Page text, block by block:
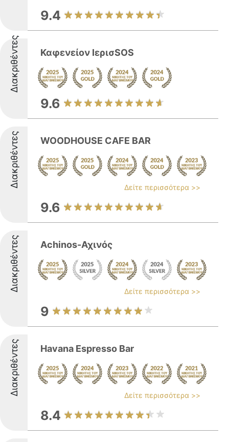
9.4
Διακριθέντες Καφενείον ΙερισSOS
9.6
Διακριθέντες WOODHOUSE CAFE BAR
Δείτε περισσότερα >>
9.6
Διακριθέντες Achinos-Αχινός
Δείτε περισσότερα >>
9
Διακριθέντες Havana Espresso Bar
Δείτε περισσότερα >>
8.4